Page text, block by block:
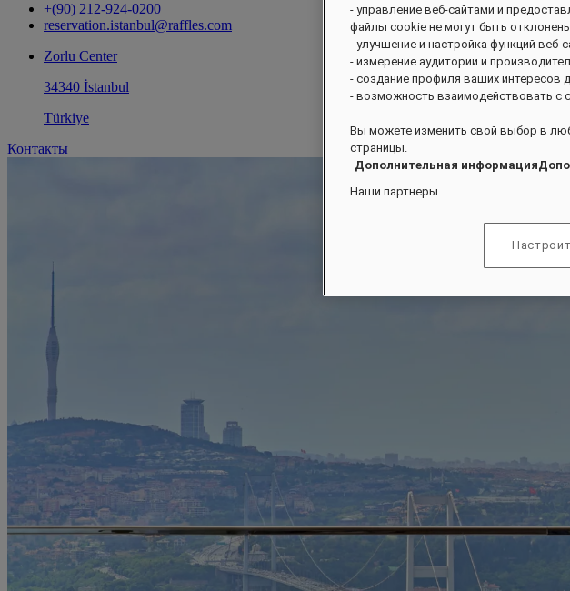
+(90) 212-924-0200
reservation.istanbul@raffles.com
Zorlu Center
34340 İstanbul
Türkiye
Контакты
- управление веб-сайтами и
файлы cookie не могут быть
- улучшение и настройка функций веб-
- измерение аудитории и
- создание профиля ваших интересов
- возможность взаимодействовать с
Вы можете изменить свой выбор в
страницы.
Дополнительная
Наши партнеры